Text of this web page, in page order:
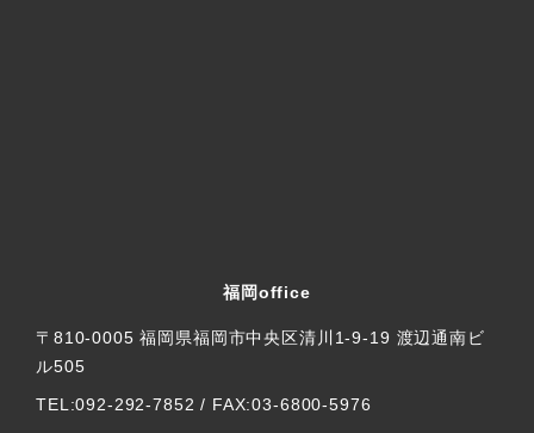
福岡office
〒810-0005 福岡県福岡市中央区清川1-9-19 渡辺通南ビ
ル505
TEL:092-292-7852 / FAX:03-6800-5976